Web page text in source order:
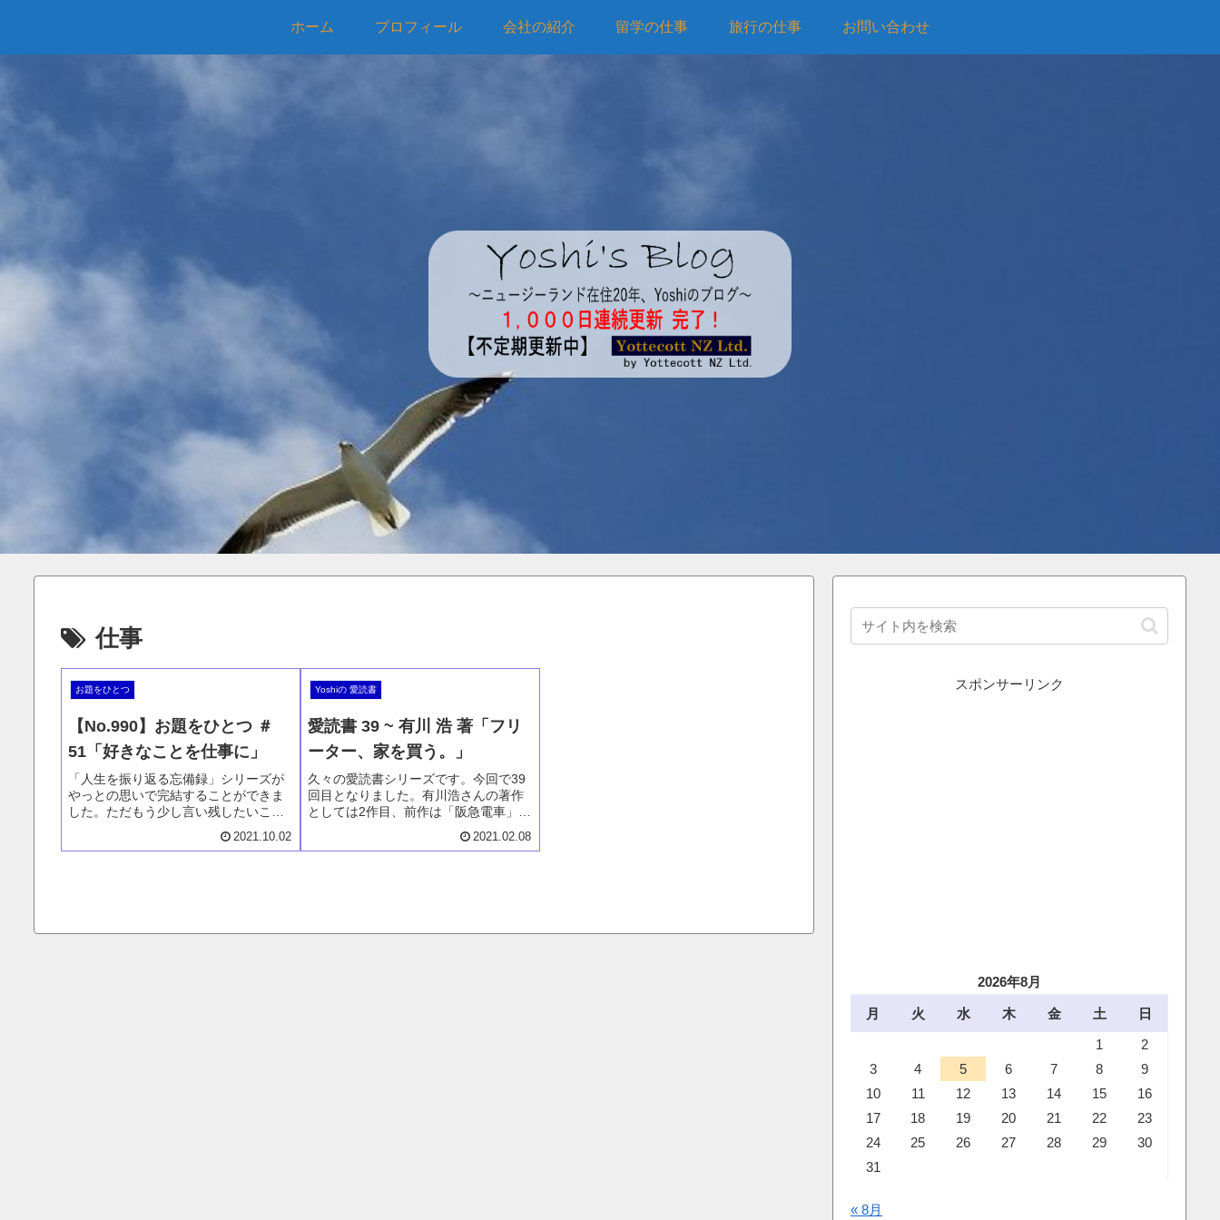
ホーム プロフィール 会社の紹介 留学の仕事 旅行の仕事 お問い合わせ
仕事
お題をひとつ
【No.990】お題をひとつ ＃
51「好きなことを仕事に」
「人生を振り返る忘備録」シリーズが
やっとの思いで完結することができま
した。ただもう少し言い残したいこと
があるのです。それを今回のお題とし
てお話をしています。今回のお題は
2021.10.02
Yoshiの 愛読書
愛読書 39 ~ 有川 浩 著「フリ
ーター、家を買う。」
久々の愛読書シリーズです。今回で39
回目となりました。有川浩さんの著作
としては2作目、前作は「阪急電車」で
した。今回お話する小説は、「フリー
ター、家を買う。」です。新卒で就職
2021.02.08
スポンサーリンク
2026年8月
月 火 水 木 金 土
日
1
2
3
4 5 6 7 8
9
10
11 12 13 14 15
16
17
18 19 20 21 22
23
24
25 26 27 28 29
30
31
« 8月